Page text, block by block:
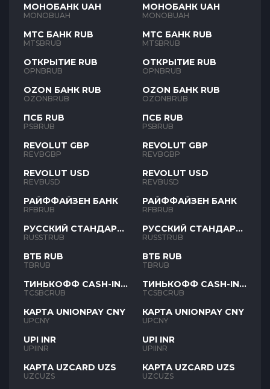
МОНОБАНК UAH
MONOBUAH
МТС БАНК RUB
MTSBRUB
ОТКРЫТИЕ RUB
OPNBRUB
OZON БАНК RUB
OZONBRUB
ПСБ RUB
PSBRUB
REVOLUT GBP
REVBGBP
REVOLUT USD
REVBUSD
РАЙФФАЙЗЕН БАНК
RFBRUB
РУССКИЙ СТАНДАРТ
RUB
RUSSTRUB
ВТБ RUB
TBRUB
ТИНЬКОФФ CASH-IN
RUB
TCSBCRUB
КАРТА UNIONPAY CNY
UPCNY
UPI INR
UPIINR
КАРТА UZCARD UZS
UZCUZS
МОНОБАНК UAH
MONOBUAH
МТС БАНК RUB
MTSBRUB
ОТКРЫТИЕ RUB
OPNBRUB
OZON БАНК RUB
OZONBRUB
ПСБ RUB
PSBRUB
REVOLUT GBP
REVBGBP
REVOLUT USD
REVBUSD
РАЙФФАЙЗЕН БАНК
RFBRUB
РУССКИЙ СТАНДАРТ
RUB
RUSSTRUB
ВТБ RUB
TBRUB
ТИНЬКОФФ CASH-IN
RUB
TCSBCRUB
КАРТА UNIONPAY CNY
UPCNY
UPI INR
UPIINR
КАРТА UZCARD UZS
UZCUZS